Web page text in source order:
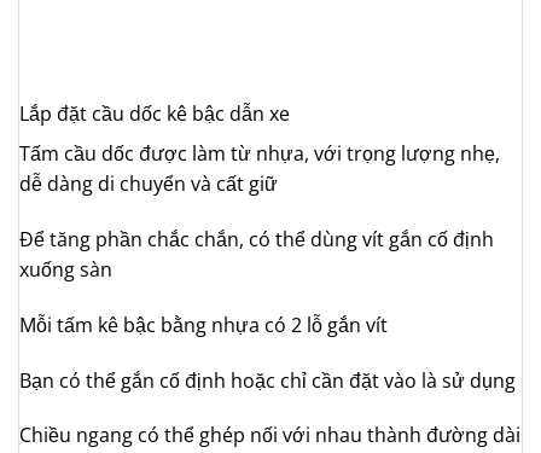
Lắp đặt cầu dốc kê bậc dẫn xe
Tấm cầu dốc được làm từ nhựa, với trọng lượng nhẹ,
dễ dàng di chuyển và cất giữ
Để tăng phần chắc chắn, có thể dùng vít gắn cố định
xuống sàn
Mỗi tấm kê bậc bằng nhựa có 2 lỗ gắn vít
Bạn có thể gắn cố định hoặc chỉ cần đặt vào là sử dụng
Chiều ngang có thể ghép nối với nhau thành đường dài